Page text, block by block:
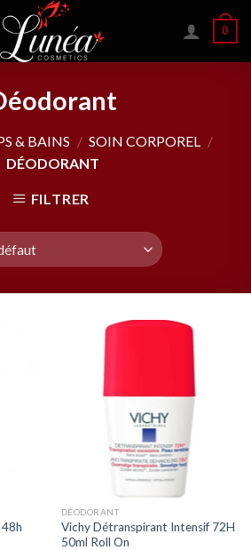
0
& BAINS / SOIN CORPOREL /
DÉODORANT
FILTRER
DÉODORANT
Vichy Détranspirant Intensif 72H
50ml Roll On